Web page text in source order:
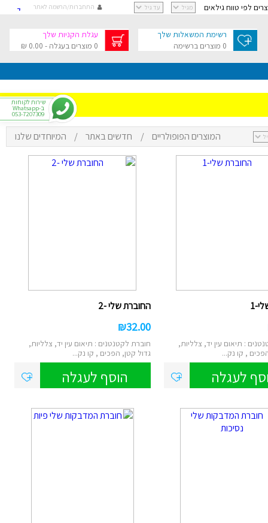
קישור
התחברות/הרשמה לאתר לפי טווח גילאים
עגלת הקניות שלך
0 מוצרים בעגלה - 0.00 ₪
הקניות שלךבסך 0.00 ₪
רשימת המשאלות שלך
0 מוצרים ברשימה
שירות לקוחות
ב-Whatsapp
053-7207309
המוצרים הפופולריים / חדשים באתר / המיוחדים שלנו
1
: תיאום עין יד, צלליות,
, קו נק...
לעגלה
החוברת שלי -2
32.00
₪
חוברת לקטנטנים : תיאום עין יד, צלליות,
גדול קטן, הפכים , קו נק...
הוסף לעגלה